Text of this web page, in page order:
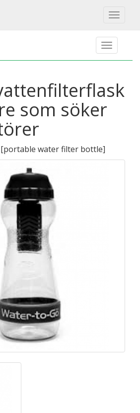
Toggle
som söker
[portable water filter bottle]